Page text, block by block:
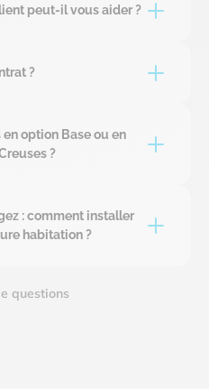
peut-il vous aider ?
?
option Base ou en
?
: comment installer
habitation ?
questions